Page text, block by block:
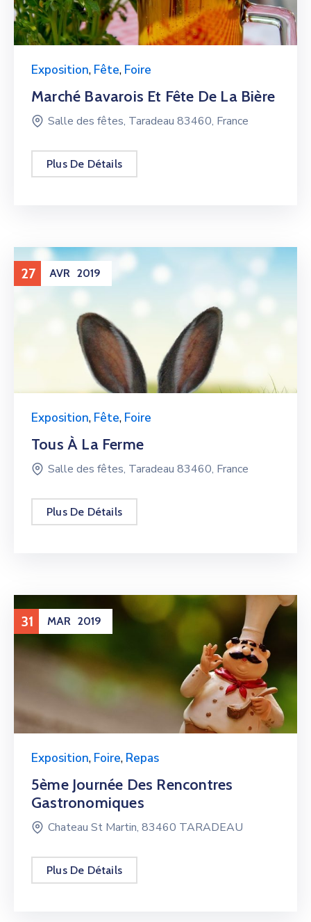
Exposition, Fête, Foire
Marché Bavarois Et Fête De La Bière
Salle des fêtes, Taradeau 83460, France
Plus De Détails
27 AVR 2019
Exposition, Fête, Foire
Tous À La Ferme
Salle des fêtes, Taradeau 83460, France
Plus De Détails
31 MAR 2019
Exposition, Foire, Repas
5ème Journée Des Rencontres
Gastronomiques
Chateau St Martin, 83460 TARADEAU
Plus De Détails